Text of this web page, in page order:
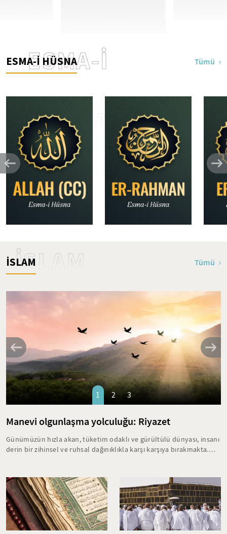
ESMA-İ HÜSNA
ESMA-İ
HÜSNA
Tümü
İSLAM
İSLAM Tümü
Manevi olgunlaşma yolculuğu: Riyazet
Günümüzün hızla akan, tüketim odaklı ve gürültülü dünyası, insanı
derin bir zihinsel ve ruhsal dağınıklıkla karşı karşıya bırakmakta.
güncelliğini korumakta. Bu çalışma, klasikten günümüze uzanan
ruhsal disiplin yöntemlerini ve bu yöntemlerin günümüz
dünyasındaki karşılıklarını ele alıyor.
1 2 3